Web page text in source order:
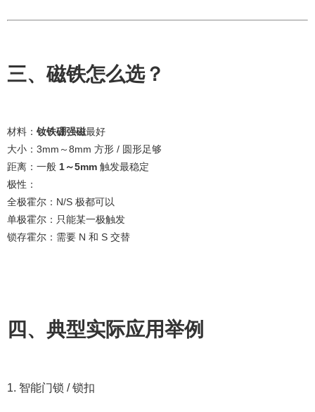
三、磁铁怎么选？
材料： 钕铁硼强磁最好
大小：3mm～8mm 方形 / 圆形足够
距离：一般 1～5mm 触发最稳定
极性：
全极霍尔：N/S 极都可以
单极霍尔：只能某一极触发
锁存霍尔：需要 N 和 S 交替
四、典型实际应用举例
1. 智能门锁 / 锁扣